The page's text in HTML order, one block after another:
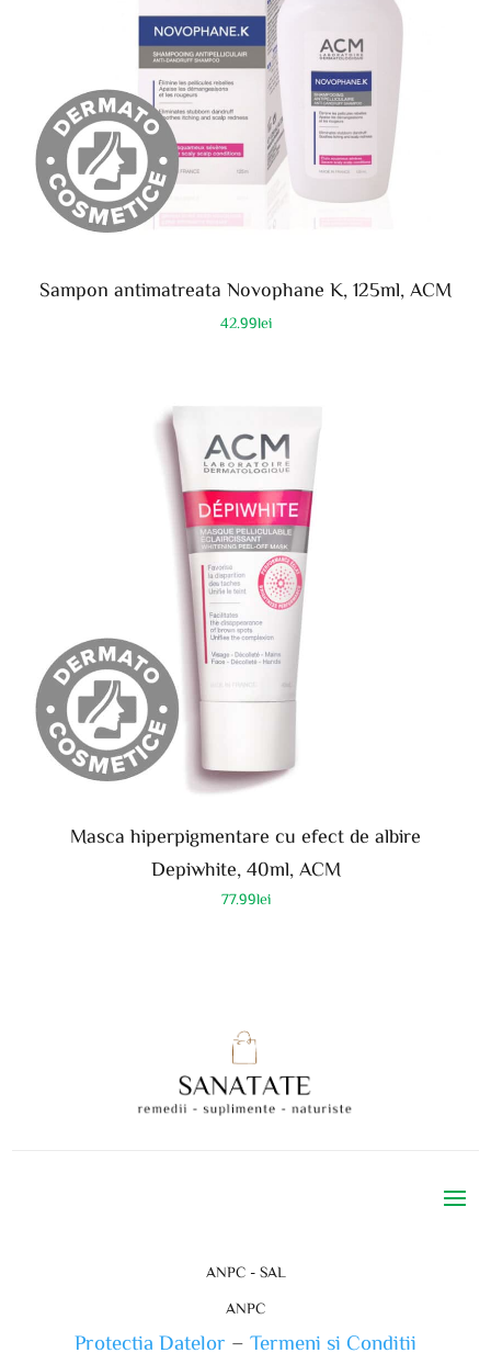
Sampon antimatreata Novophane K, 125ml, ACM
42.99lei
Masca hiperpigmentare cu efect de albire
Depiwhite, 40ml, ACM
77.99lei
ANPC - SAL
ANPC
Protectia Datelor – Termeni si Conditii